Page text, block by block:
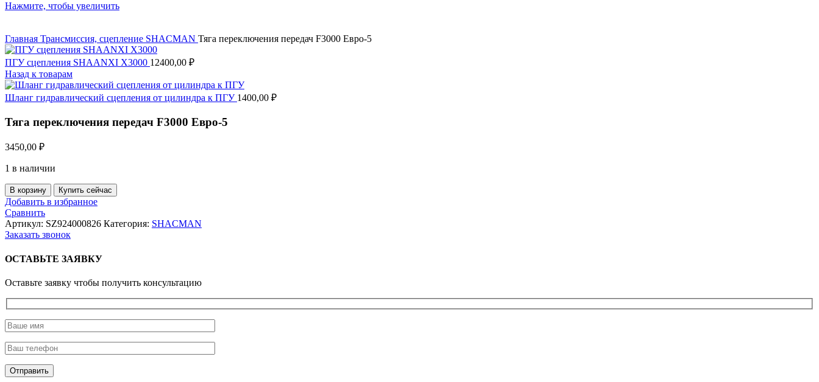
Нажмите, чтобы увеличить
Главная Трансмиссия, сцепление SHACMAN Тяга переключения передач F3000 Евро-5
ПГУ сцепления SHAANXI Х3000 12400,00 ₽
Назад к товарам
Шланг гидравлический сцепления от цилиндра к ПГУ 1400,00 ₽
Тяга переключения передач F3000 Евро-5
3450,00 ₽
1 в наличии
Количество
товара
Тяга
переключения
передач
Евро-5
В корзину Купить сейчас
Добавить в избранное
Сравнить
Артикул: SZ924000826 Категория: SHACMAN
Заказать звонок
ОСТАВЬТЕ ЗАЯВКУ
Оставьте заявку чтобы получить консультацию